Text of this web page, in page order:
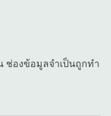
ช่องข้อมูลจำเป็นถูกทำ